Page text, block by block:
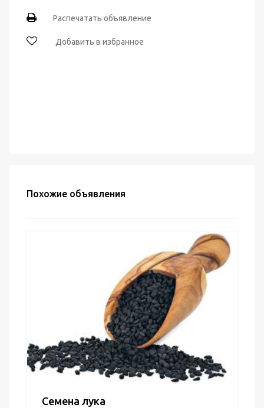
Распечатать объявление
Добавить в избранное
Похожие объявления
Семена лука